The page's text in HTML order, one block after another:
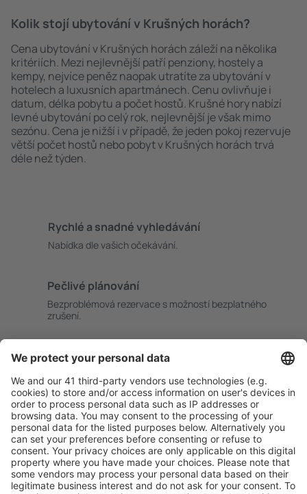
Kolik stojí ubytování v Krušných horách?
Cena ubytování v Krušných horách záleží na několika
kritériích. Mezi nejlevnější patří penziony, hostely a
kempy, nejvíce peněz naopak utratíte za ubytování v
hotelech a luxusních apartmánech. Cenu ovlivňuje i
datum, délka pobytu a počet hostů. Krušné hory nabízí
levné ubytování po celý rok, nejlevnější je však mimo
sezónu. Cena je nižší i v případě, že jeden pokoj rezervuje
větší počet hostů nebo pobyt v Krušných horách trvá
déle než týden.
Rychlé a snadné vyhledávání
Nabídka dle vašich očekávání.
Pečlivé plánování
Bezproblémová rezervace s možností bezplatného
zrušení.
Atraktivní ceny a speciální nabídky pro přihlášené
uživatele.
Ubytování dle vašeho gusta
Vyberte si z více než 1.3 milionu zařízení: hotelů,
apartmánů, chat a dalších.